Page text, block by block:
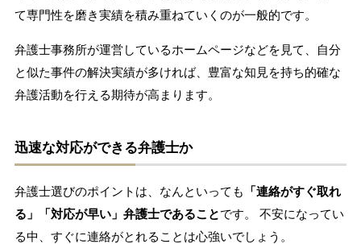
て専門性を磨き実績を積み重ねていくのが一般的です。
弁護士事務所が運営しているホームページなどを見て、自分
と似た事件の解決実績が多ければ、豊富な知見を持ち的確な
弁護活動を行える期待が高まります。
迅速な対応ができる弁護士か
弁護士選びのポイントは、なんといっても
「連絡がすぐ取れ
る」「対応が早い」弁護士であることです。 不安になってい
る中、すぐに連絡がとれることは心強いでしょう。